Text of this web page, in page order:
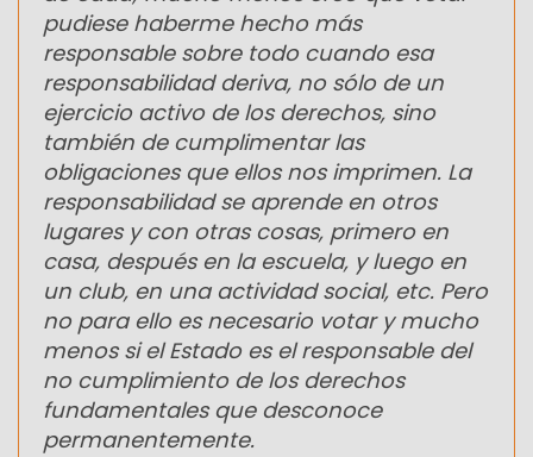
pudiese haberme hecho más
responsable sobre todo cuando esa
responsabilidad deriva, no sólo de un
ejercicio activo de los derechos, sino
también de cumplimentar las
obligaciones que ellos nos imprimen. La
responsabilidad se aprende en otros
lugares y con otras cosas, primero en
casa, después en la escuela, y luego en
un club, en una actividad social, etc. Pero
no para ello es necesario votar y mucho
menos si el Estado es el responsable del
no cumplimiento de los derechos
fundamentales que desconoce
permanentemente.